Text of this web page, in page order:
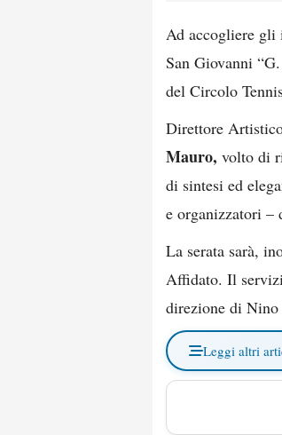
Ad accogliere
San Giovanni
del Circolo
Direttore
Mauro, volto di
di sintesi ed
e organizzatori –
La serata sarà,
Affidato. Il
direzione di
Leggi altri